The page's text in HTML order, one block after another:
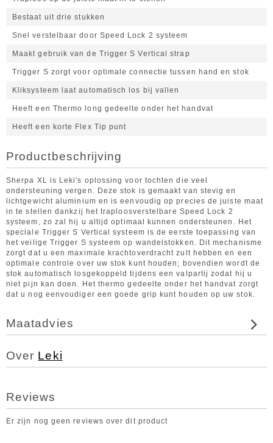
Bestaat uit drie stukken
Snel verstelbaar door Speed Lock 2 systeem
Maakt gebruik van de Trigger S Vertical strap
Trigger S zorgt voor optimale connectie tussen hand en stok
Kliksysteem laat automatisch los bij vallen
Heeft een Thermo long gedeelte onder het handvat
Heeft een korte Flex Tip punt
Productbeschrijving
Sherpa XL is Leki's oplossing voor tochten die veel
ondersteuning vergen. Deze stok is gemaakt van stevig en
lichtgewicht aluminium en is eenvoudig op precies de juiste maat
in te stellen dankzij het traploosverstelbare Speed Lock 2
systeem, zo zal hij u altijd optimaal kunnen ondersteunen. Het
speciale Trigger S Vertical systeem is de eerste toepassing van
het veilige Trigger S systeem op wandelstokken. Dit mechanisme
zorgt dat u een maximale krachtoverdracht zult hebben en een
optimale controle over uw stok kunt houden; bovendien wordt de
stok automatisch losgekoppeld tijdens een valpartij zodat hij u
niet pijn kan doen. Het thermo gedeelte onder het handvat zorgt
dat u nog eenvoudiger een goede grip kunt houden op uw stok.
Maatadvies
Over Leki
Reviews
Er zijn nog geen reviews over dit product